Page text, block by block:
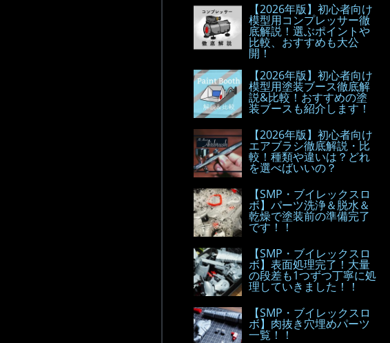
【2026年版】初心者向け
模型用コンプレッサー徹
底解説！選ぶポイントや
比較、おすすめも大公
開！
【2026年版】初心者向け
模型用塗装ブース徹底解
説&比較！おすすめの塗
装ブースも紹介します！
【2026年版】初心者向け
エアブラシ徹底解説・比
較！種類や違いは？どれ
を選べばいいの？
【SMP・ブイレックスロ
ボ】パーツ洗浄＆脱水＆
乾燥で塗装前の準備完了
です！！
【SMP・ブイレックスロ
ボ】表面処理完了！大量
の段差も1つずつ丁寧に処
理していきました！！
【SMP・ブイレックスロ
ボ】肉抜き穴埋めパーツ
一覧！！